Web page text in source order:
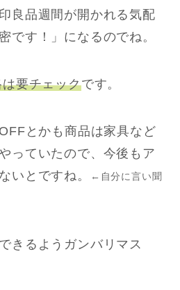
良品週間が開かれる気配
です！」になるのでね。
要チェックです。
とかも商品は家具など
っていたので、今後もア
いとですね。
←自分に言い聞
きるようガンバリマス